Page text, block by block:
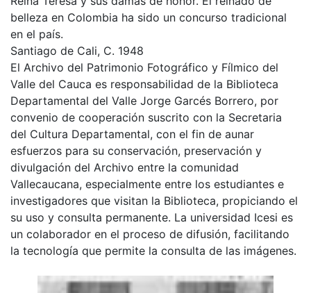
belleza en Colombia ha sido un concurso tradicional
en el país.
Santiago de Cali, C. 1948
El Archivo del Patrimonio Fotográfico y Fílmico del
Valle del Cauca es responsabilidad de la Biblioteca
Departamental del Valle Jorge Garcés Borrero, por
convenio de cooperación suscrito con la Secretaria
del Cultura Departamental, con el fin de aunar
esfuerzos para su conservación, preservación y
divulgación del Archivo entre la comunidad
Vallecaucana, especialmente entre los estudiantes e
investigadores que visitan la Biblioteca, propiciando el
su uso y consulta permanente. La universidad Icesi es
un colaborador en el proceso de difusión, facilitando
la tecnología que permite la consulta de las imágenes.